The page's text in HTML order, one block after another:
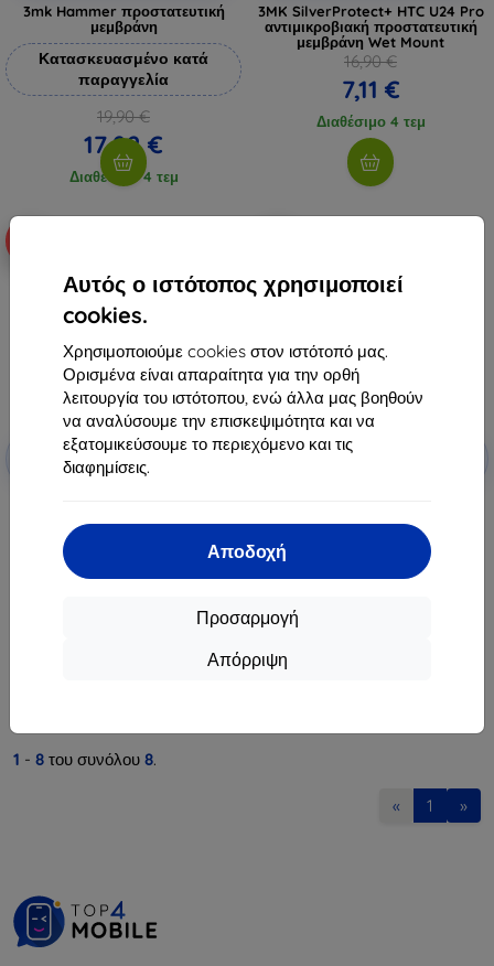
Αυτός ο ιστότοπος χρησιμοποιεί
cookies.
Χρησιμοποιούμε cookies στον ιστότοπό μας.
Ορισμένα είναι απαραίτητα για την ορθή
λειτουργία του ιστότοπου, ενώ άλλα μας βοηθούν
να αναλύσουμε την επισκεψιμότητα και να
εξατομικεύσουμε το περιεχόμενο και τις
διαφημίσεις.
Αποδοχή
Προσαρμογή
Απόρριψη
3mk Hammer προστατευτική
μεμβράνη
Κατασκευασμένο κατά
παραγγελία
19,90 €
17,92 €
Διαθέσιμο 4 τεμ
3MK SilverProtect+ HTC U24 Pro
αντιμικροβιακή προστατευτική
μεμβράνη Wet Mount
16,90 €
7,11 €
Διαθέσιμο 4 τεμ
Έκπτωση
με
κουπόνι
EXTRA10
ματ προστατευτική μεμβράνη
-10%
Έκπτωση
U24 Pro 4 τεμάχια
1 - 8 του συνόλου 8.
« 1 »